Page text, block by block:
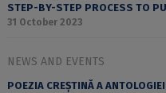
STEP-BY-STEP PROCESS TO
31 October 2023
NEWS AND EVENTS
POEZIA CREȘTINĂ A